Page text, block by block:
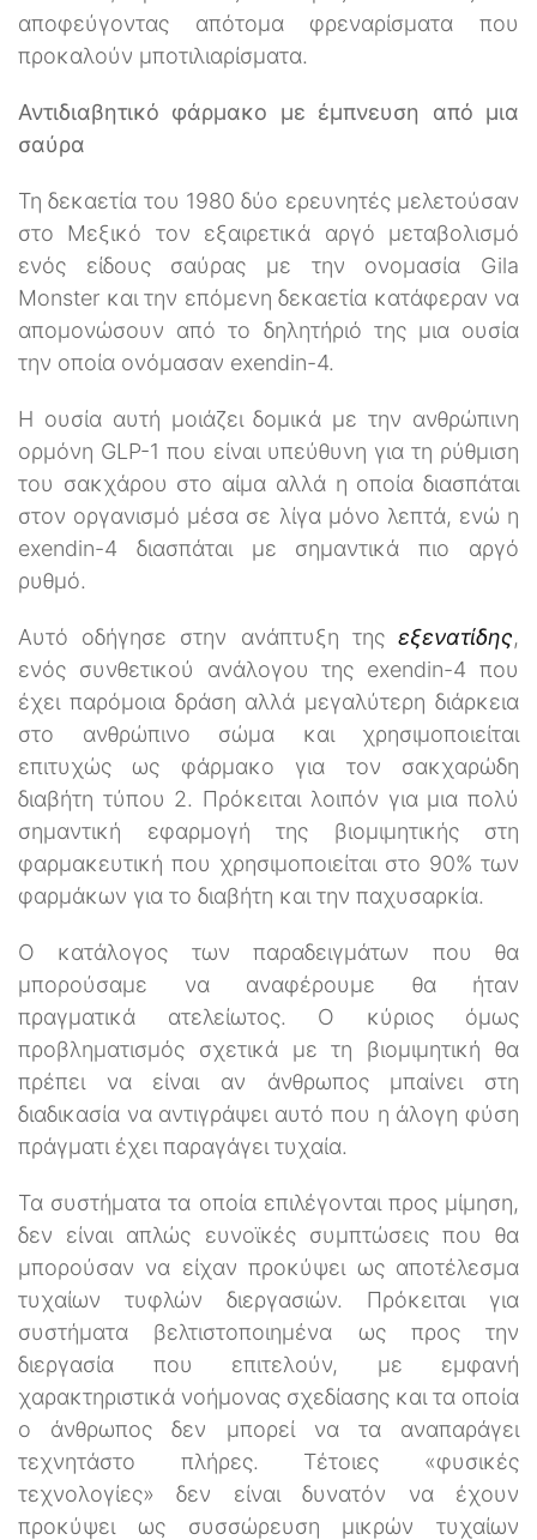
αποφεύγοντας απότομα φρεναρίσματα που
προκαλούν μποτιλιαρίσματα.
Αντιδιαβητικό φάρμακο με έμπνευση από μια
σαύρα
Τη δεκαετία του 1980 δύο ερευνητές μελετούσαν
στο Μεξικό τον εξαιρετικά αργό μεταβολισμό
ενός είδους σαύρας με την ονομασία Gila
Monster και την επόμενη δεκαετία κατάφεραν να
απομονώσουν από το δηλητήριό της μια ουσία
την οποία ονόμασαν exendin-4.
Η ουσία αυτή μοιάζει δομικά με την ανθρώπινη
ορμόνη GLP-1 που είναι υπεύθυνη για τη ρύθμιση
του σακχάρου στο αίμα αλλά η οποία διασπάται
στον οργανισμό μέσα σε λίγα μόνο λεπτά, ενώ η
exendin-4 διασπάται με σημαντικά πιο αργό
ρυθμό.
Αυτό οδήγησε στην ανάπτυξη της εξενατίδης,
ενός συνθετικού ανάλογου της exendin-4 που
έχει παρόμοια δράση αλλά μεγαλύτερη διάρκεια
στο ανθρώπινο σώμα και χρησιμοποιείται
επιτυχώς ως φάρμακο για τον σακχαρώδη
διαβήτη τύπου 2. Πρόκειται λοιπόν για μια πολύ
σημαντική εφαρμογή της βιομιμητικής στη
φαρμακευτική που χρησιμοποιείται στο 90% των
φαρμάκων για το διαβήτη και την παχυσαρκία.
Ο κατάλογος των παραδειγμάτων που θα
μπορούσαμε να αναφέρουμε θα ήταν
πραγματικά ατελείωτος. Ο κύριος όμως
προβληματισμός σχετικά με τη βιομιμητική θα
πρέπει να είναι αν άνθρωπος μπαίνει στη
διαδικασία να αντιγράψει αυτό που η άλογη φύση
πράγματι έχει παραγάγει τυχαία.
Τα συστήματα τα οποία επιλέγονται προς μίμηση,
δεν είναι απλώς ευνοϊκές συμπτώσεις που θα
μπορούσαν να είχαν προκύψει ως αποτέλεσμα
τυχαίων τυφλών διεργασιών. Πρόκειται για
συστήματα βελτιστοποιημένα ως προς την
διεργασία που επιτελούν, με εμφανή
χαρακτηριστικά νοήμονας σχεδίασης και τα οποία
ο άνθρωπος δεν μπορεί να τα αναπαράγει
τεχνητάστο πλήρες. Τέτοιες «φυσικές
τεχνολογίες» δεν είναι δυνατόν να έχουν
προκύψει ως συσσώρευση μικρών τυχαίων